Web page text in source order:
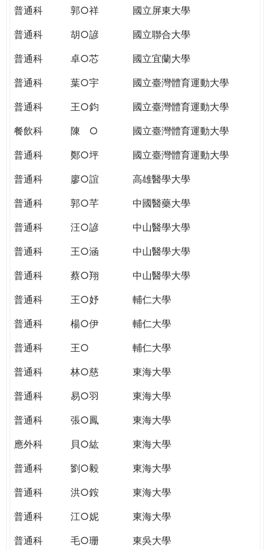
WORLD
PUTTING
YOU
THE
CITIZENSHIP
普通科
郭○祥
國立屏東大學
普通科
胡○諺
國立聯合大學
普通科
卓○芯
國立宜蘭大學
普通科
葉○宇
國立臺灣體育運動大學
普通科
王○鈞
國立臺灣體育運動大學
餐飲科
陳 ○
國立臺灣體育運動大學
普通科
鄭○坪
國立臺灣體育運動大學
普通科
廖○誼
高雄醫學大學
普通科
郭○芊
中國醫藥大學
普通科
汪○諺
中山醫學大學
普通科
王○涵
中山醫學大學
普通科
蔡○翔
中山醫學大學
普通科
王○妤
輔仁大學
普通科
楊○伊
輔仁大學
普通科
王○
輔仁大學
普通科
林○慈
東海大學
普通科
易○羽
東海大學
普通科
張○鳳
東海大學
應外科
貝○紘
東海大學
普通科
劉○毅
東海大學
普通科
洪○銨
東海大學
普通科
江○妮
東海大學
普通科
毛○珊
東吳大學